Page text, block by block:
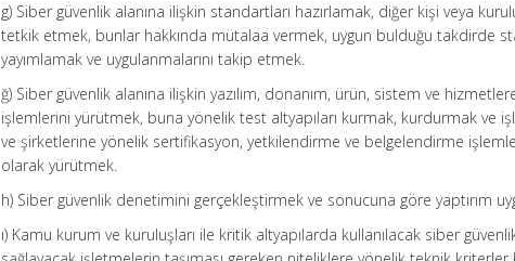
g) Siber güvenlik alanına ilişkin standartları hazırlamak, diğer kişi veya
tetkik etmek, bunlar hakkında mütalaa vermek, uygun bulduğu takdirde
yayımlamak ve uygulanmalarını takip etmek.
ğ) Siber güvenlik alanına ilişkin yazılım, donanım, ürün, sistem ve
işlemlerini yürütmek, buna yönelik test altyapıları kurmak, kurdurmak ve
ve şirketlerine yönelik sertifikasyon, yetkilendirme ve belgelendirme
olarak yürütmek.
h) Siber güvenlik denetimini gerçekleştirmek ve sonucuna göre yaptırım
ı) Kamu kurum ve kuruluşları ile kritik altyapılarda kullanılacak siber